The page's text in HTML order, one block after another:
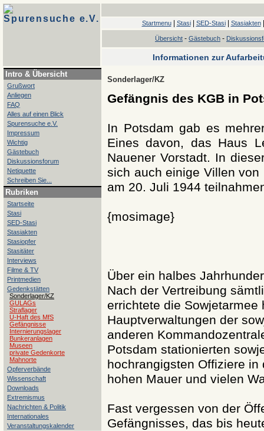
Spurensuche e.V. Startmenu| Stasi| SED-Stasi| Stasiakten
Übersicht - Gästebuch -
Informationen zur
Intro & Übersicht
Grußwort
Anliegen
FAQ
Alles auf einen Blick
Spurensuche e.V.
Impressum
Wichtig
Gästebuch
Diskussionsforum
Netiquette
Schreiben Sie...
Rubriken
Startseite
Stasi
SED-Stasi
Stasiakten
Stasiopfer
Stasitäter
Interviews
Filme & TV
Printmedien
Gedenkstätten
Sonderlager/KZ
GULAGs
Straflager
U-Haft des MfS
Gefängnisse
Internierungslager
Bunkeranlagen
Museen
private Gedenkorte
Mahnorte
Opferverbände
Wissenschaft
Downloads
Extremismus
Nachrichten & Politik
Internationales
Veranstaltungskalender
Sonderlager/KZ
Gefängnis des KGB in
In Potsdam gab es
Eines davon, das Haus
Nauener Vorstadt. In
sich auch einige Villen
am 20. Juli 1944
{mosimage}
Über ein halbes
Nach der Vertreibung
errichtete die
Hauptverwaltungen der
anderen
Potsdam stationierten
hochrangigsten Offiziere
hohen Mauer und vielen
Fast vergessen von der
Gefängnisses, das bis